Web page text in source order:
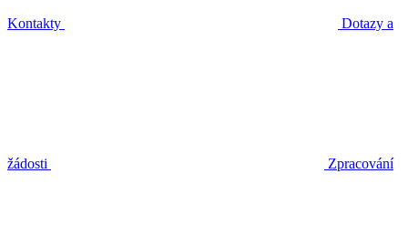
Kontakty Dotazy a
žádosti Zpracování